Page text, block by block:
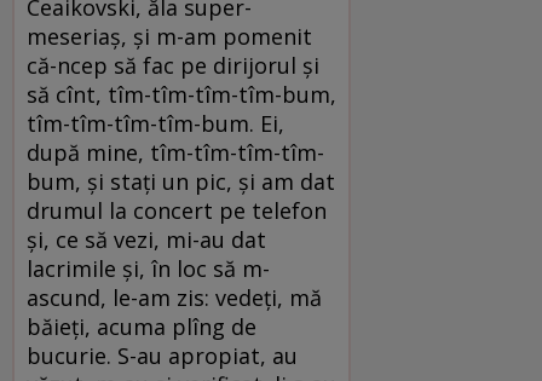
Ceaikovski, ăla super-
meseriaş, şi m-am pomenit
că-ncep să fac pe dirijorul şi
să cînt, tîm-tîm-tîm-tîm-bum,
tîm-tîm-tîm-tîm-bum. Ei,
după mine, tîm-tîm-tîm-tîm-
bum, şi stați un pic, şi am dat
drumul la concert pe telefon
şi, ce să vezi, mi-au dat
lacrimile şi, în loc să m-
ascund, le-am zis: vedeți, mă
băieți, acuma plîng de
bucurie. S-au apropiat, au